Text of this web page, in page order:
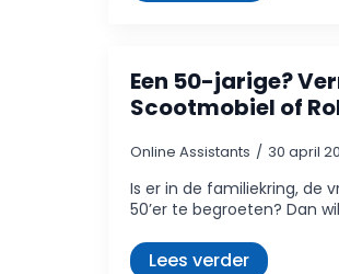
Een 50-jarige?
Scootmobiel of
Online Assistants 30 april
Is er in de familiekring, de
50’er te begroeten? Dan
Lees verder